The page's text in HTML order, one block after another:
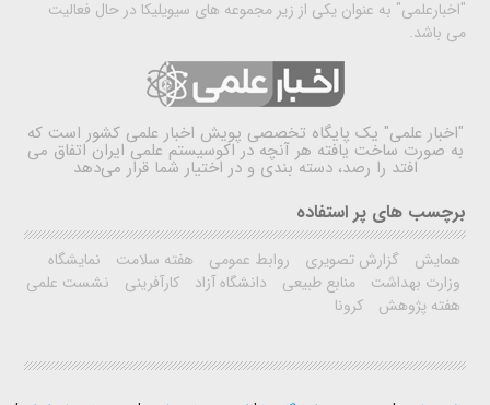
"اخبارعلمی" به عنوان یکی از زیر مجموعه های سیویلیکا در حال فعالیت
می باشد.
"اخبار علمی" یک پایگاه تخصصی پویش اخبار علمی کشور است که
به صورت ساخت یافته هر آنچه در اکوسیستم علمی ایران اتفاق می
افتد را رصد، دسته بندی و در اختیار شما قرار می‌دهد
برچسب های پر استفاده
همایش گزارش تصویری روابط عمومی هفته سلامت
نمایشگاه
وزارت بهداشت
منابع طبیعی دانشگاه آزاد کارآفرینی
نشست علمی
هفته پژوهش
کرونا